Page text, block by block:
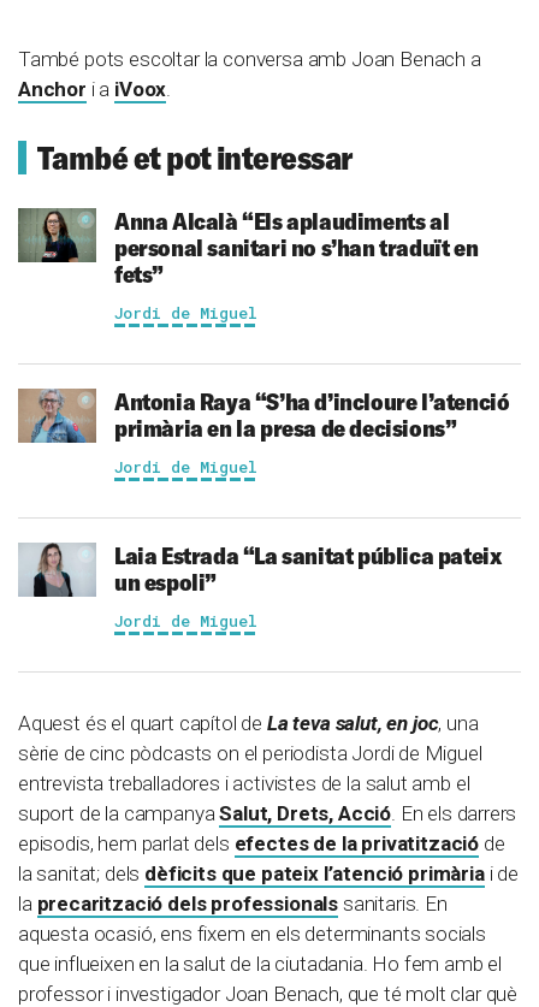
També pots escoltar la conversa amb Joan Benach a
Anchor i a iVoox.
També et pot interessar
Anna Alcalà“Els aplaudiments al
personal sanitari no s’han traduït en
fets”
Jordi de Miguel
Antonia Raya“S’ha d’incloure l’atenció
primària en la presa de decisions”
Jordi de Miguel
Laia Estrada“La sanitat pública pateix
un espoli”
Jordi de Miguel
Aquest és el quart capítol de La teva salut, en joc, una
sèrie de cinc pòdcasts on el periodista Jordi de Miguel
entrevista treballadores i activistes de la salut amb el
suport de la campanyaSalut, Drets, Acció. En els darrers
episodis, hem parlat dels efectes de la privatització de
la sanitat; dels dèficits que pateix l’atenció primàriai de
la precarització dels professionals sanitaris. En
aquesta ocasió, ens fixem en els determinants socials
que influeixen en la salut de la ciutadania. Ho fem amb el
professor i investigador Joan Benach, que té molt clar què